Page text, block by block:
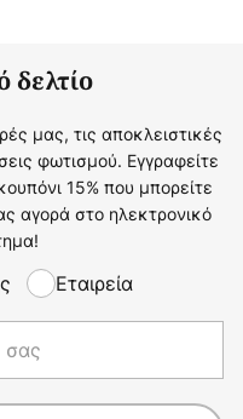
δελτίο
μας, τις αποκλειστικές
φωτισμού. Εγγραφείτε
15% που μπορείτε
αγορά στο ηλεκτρονικό
Εταιρεία